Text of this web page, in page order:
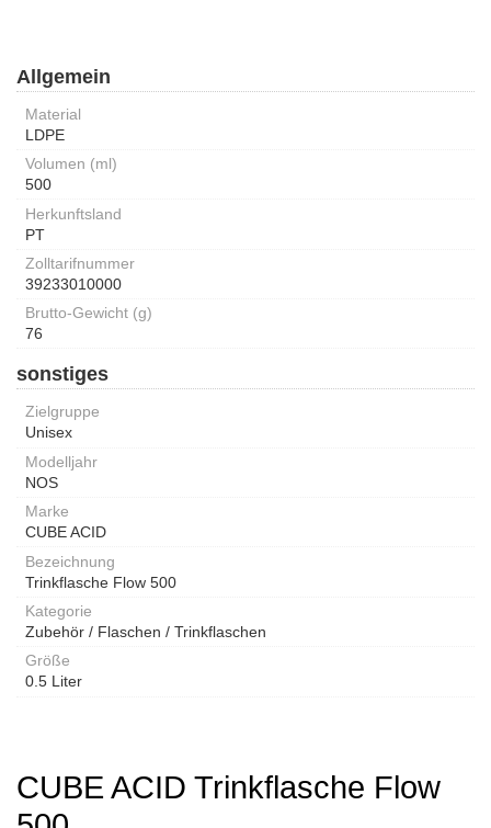
Allgemein
Material
LDPE
Volumen (ml)
500
Herkunftsland
PT
Zolltarifnummer
39233010000
Brutto-Gewicht (g)
76
sonstiges
Zielgruppe
Unisex
Modelljahr
NOS
Marke
CUBE ACID
Bezeichnung
Trinkflasche Flow 500
Kategorie
Zubehör / Flaschen / Trinkflaschen
Größe
0.5 Liter
CUBE ACID Trinkflasche Flow